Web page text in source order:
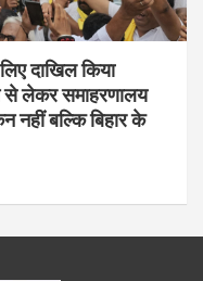
दाखिल किया
से लेकर समाहरणालय
नहीं बल्कि बिहार के